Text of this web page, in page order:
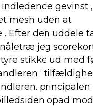
gevinst
mesh uden at
. Efter den uddele
jeg
stikke ud med
‘
principalen
opad